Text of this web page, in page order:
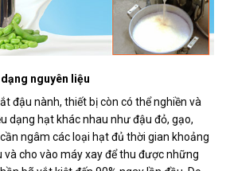
nguyên liệu
đậu nành, thiết bị còn có thể nghiền và
dạng hạt khác nhau như đậu đỏ, gạo,
ngâm các loại hạt đủ thời gian khoảng
và cho vào máy xay để thu được những